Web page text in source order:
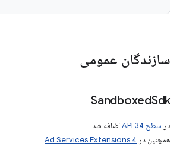
سازندگان عمومی
SandboxedSdk
در سطح API 34
اضافه شد
همچنین در Ad Services Extensions 4